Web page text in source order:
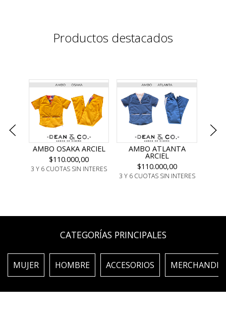
Productos destacados
AMBO OSAKA ARCIEL
$110.000,00
3 Y 6 CUOTAS SIN INTERES
AMBO ATLANTA
ARCIEL
$110.000,00
3 Y 6 CUOTAS SIN INTERES
CATEGORÍAS PRINCIPALES
MUJER HOMBRE ACCESORIOS